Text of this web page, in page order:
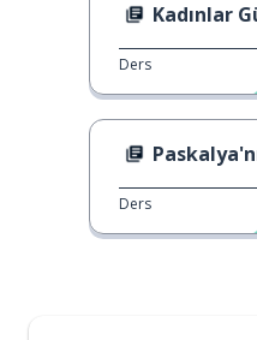
Kadınlar
Ders
Ders